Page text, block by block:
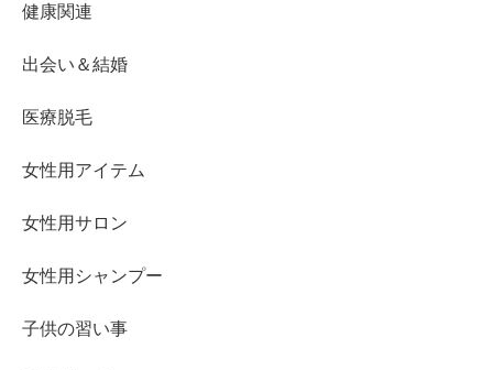
健康関連
出会い＆結婚
医療脱毛
女性用アイテム
女性用サロン
女性用シャンプー
子供の習い事